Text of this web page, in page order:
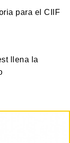
para el CIIF
llena la